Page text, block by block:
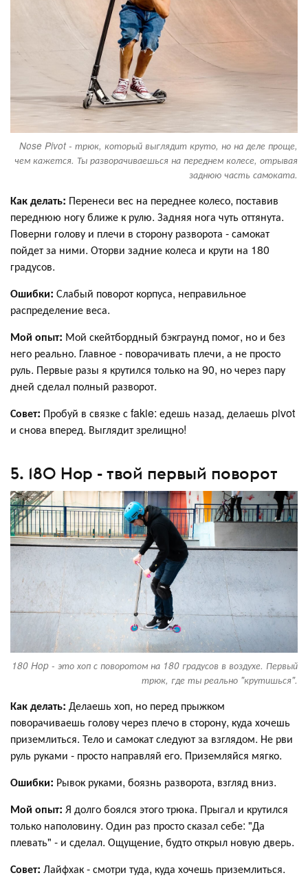
Nose Pivot - трюк, который выглядит круто, но на деле проще,
чем кажется. Ты разворачиваешься на переднем колесе, отрывая
заднюю часть самоката.
Как делать: Перенеси вес на переднее колесо, поставив
переднюю ногу ближе к рулю. Задняя нога чуть оттянута.
Поверни голову и плечи в сторону разворота - самокат
пойдет за ними. Оторви задние колеса и крути на 180
градусов.
Ошибки: Слабый поворот корпуса, неправильное
распределение веса.
Мой опыт: Мой скейтбордный бэкграунд помог, но и без
него реально. Главное - поворачивать плечи, а не просто
руль. Первые разы я крутился только на 90, но через пару
дней сделал полный разворот.
Совет: Пробуй в связке с fakie: едешь назад, делаешь pivot
и снова вперед. Выглядит зрелищно!
5. 180 Hop - твой первый поворот
180 Hop - это хоп с поворотом на 180 градусов в воздухе. Первый
трюк, где ты реально "крутишься".
Как делать: Делаешь хоп, но перед прыжком
поворачиваешь голову через плечо в сторону, куда хочешь
приземлиться. Тело и самокат следуют за взглядом. Не рви
руль руками - просто направляй его. Приземляйся мягко.
Ошибки: Рывок руками, боязнь разворота, взгляд вниз.
Мой опыт: Я долго боялся этого трюка. Прыгал и крутился
только наполовину. Один раз просто сказал себе: "Да
плевать" - и сделал. Ощущение, будто открыл новую дверь.
Совет: Лайфхак - смотри туда, куда хочешь приземлиться.